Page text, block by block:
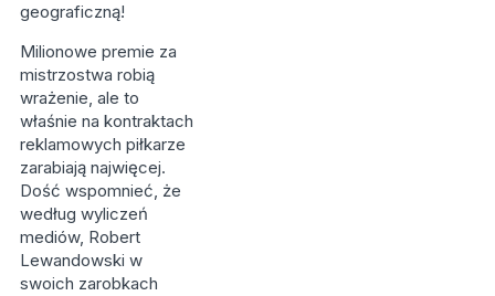
geograficzną!
Milionowe premie za
mistrzostwa robią
wrażenie, ale to
właśnie na kontraktach
reklamowych piłkarze
zarabiają najwięcej.
Dość wspomnieć, że
według wyliczeń
mediów, Robert
Lewandowski w
swoich zarobkach